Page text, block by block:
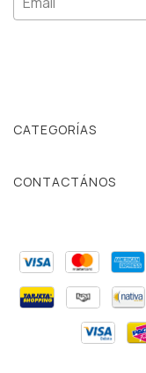
CATEGORÍAS
CONTACTÁNOS